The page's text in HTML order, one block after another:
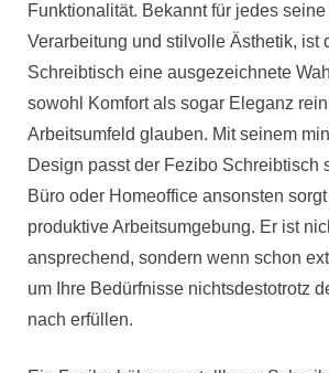
Funktionalität. Bekannt für jedes
Verarbeitung und stilvolle Ästhetik, ist
Schreibtisch eine ausgezeichnete
sowohl Komfort als sogar Eleganz
Arbeitsumfeld glauben. Mit seinem
Design passt der Fezibo Schreibtisch
Büro oder Homeoffice ansonsten
produktive Arbeitsumgebung. Er ist
ansprechend, sondern wenn schon
um Ihre Bedürfnisse nichtsdestotrotz
nach erfüllen.